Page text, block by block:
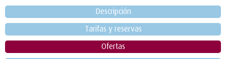
Descripción
Tarifas y reservas
Ofertas